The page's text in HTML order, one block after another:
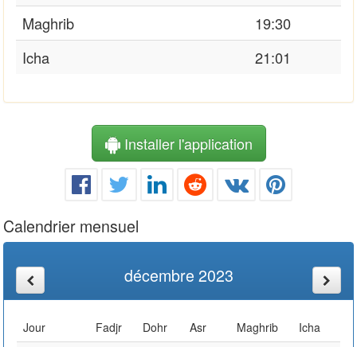
Maghrib
19:30
Icha
21:01
Installer l'application
Calendrier mensuel
décembre 2023
Jour Fadjr Dohr Asr Maghrib
Icha